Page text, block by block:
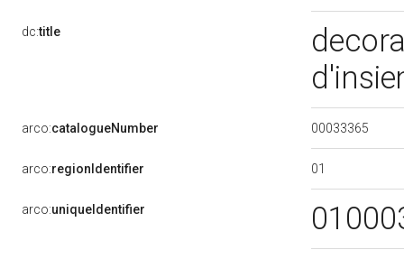
dc:title
arco:catalogueNumber 00033365
arco:regionIdentifier 01
arco:uniqueIdentifier